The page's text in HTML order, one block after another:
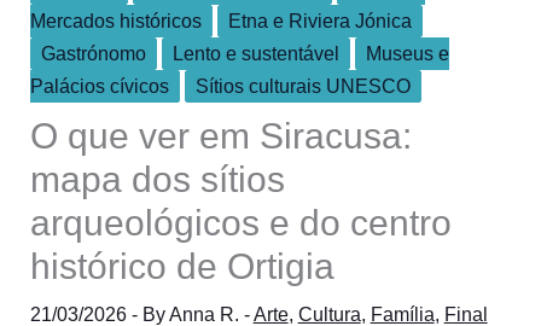
Mercados históricos
Etna e Riviera Jónica
Gastrónomo
Lento e sustentável
Museus e
Palácios cívicos
Sítios culturais UNESCO
O que ver em Siracusa:
mapa dos sítios
arqueológicos e do centro
histórico de Ortigia
21/03/2026 - ByAnna R. -Arte, Cultura, Família, Final